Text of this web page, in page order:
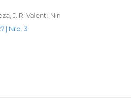
J. R. Valenti-Nin
| Nro. 3